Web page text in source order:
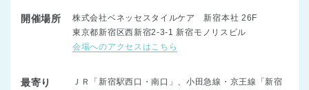
開催場所
株式会社ベネッセスタイルケア 新宿本社 26F
東京都新宿区西新宿2-3-1 新宿モノリスビル
会場へのアクセスはこちら
最寄り
ＪＲ「新宿駅西口・南口」、小田急線・京王線「新宿